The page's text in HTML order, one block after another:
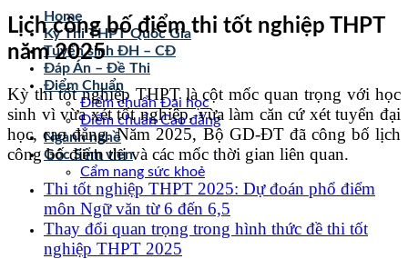
Home
Kỳ Thi THPT Quốc Gia
Tuyển sinh ĐH – CĐ
Đáp Án – Đề Thi
Điểm Chuẩn
Điểm chuẩn Đại học
Điểm chuẩn Cao đẳng
Ngành nghề
Góc Sinh viên
Cẩm nang sức khoẻ
Lịch công bố điểm thi tốt nghiệp THPT
năm 2025
Kỳ thi tốt nghiệp THPT là cột mốc quan trọng với học
sinh vì vừa xét tốt nghiệp, vừa làm căn cứ xét tuyển đại
học, cao đẳng. Năm 2025, Bộ GD-ĐT đã công bố lịch
công bố điểm thi và các mốc thời gian liên quan.
Thi tốt nghiệp THPT 2025: Dự đoán phổ điểm
môn Ngữ văn từ 6 đến 6,5
Thay đổi quan trọng trong hình thức đề thi tốt
nghiệp THPT 2025